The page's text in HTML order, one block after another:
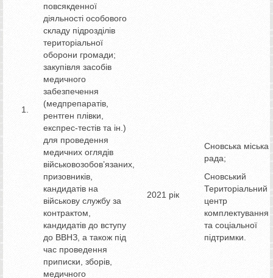
1.
повсякденної
діяльності особового
складу підрозділів
територіальної
оборони громади;
закупівля засобів
медичного
забезпечення
(медпрепаратів,
рентген плівки,
експрес-тестів та ін.)
для проведення
медичних оглядів
військовозобов’язаних,
призовників,
кандидатів на
військову службу за
контрактом,
кандидатів до вступу
до ВВНЗ, а також під
час проведення
приписки, зборів,
медичного
2021 рік
Сновська міська
рада;
Сновський
Територіальний
центр
комплектування
та соціальної
підтримки.